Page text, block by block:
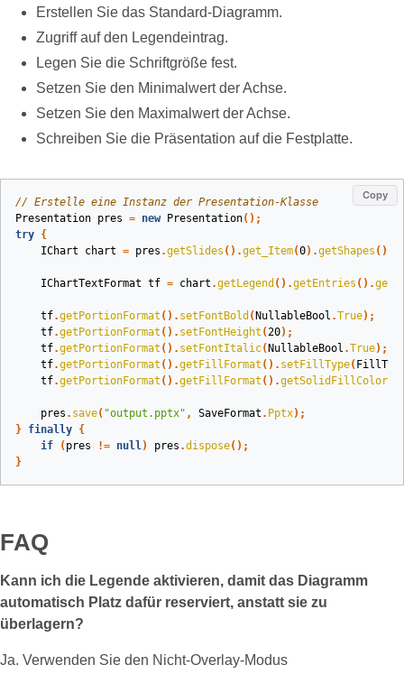
Erstellen Sie das Standard‑Diagramm.
Zugriff auf den Legendeintrag.
Legen Sie die Schriftgröße fest.
Setzen Sie den Minimalwert der Achse.
Setzen Sie den Maximalwert der Achse.
Schreiben Sie die Präsentation auf die Festplatte.
Copy
// Erstelle eine Instanz der Presentation-Klasse
Presentation pres = new Presentation();
try {
IChart
chart = pres .getSlides ().get_Item(0).getShapes ().
IChartTextFormat tf = chart .getLegend ().getEntries ().
tf.getPortionFormat (). setFontBold ( NullableBool .True);
tf.getPortionFormat (). setFontHeight (20);
tf.getPortionFormat (). setFontItalic( NullableBool .True);
tf.getPortionFormat ().getFillFormat (). setFillType(
tf.getPortionFormat ().getFillFormat ().getSolidFillColor
pres . save( "output.pptx" , SaveFormat . Pptx);
} finally {
if
( pres != null) pres .dispose();
}
FAQ
Kann ich die Legende aktivieren, damit das Diagramm
automatisch Platz dafür reserviert, anstatt sie zu
überlagern?
Ja. Verwenden Sie den Nicht‑Overlay‑Modus